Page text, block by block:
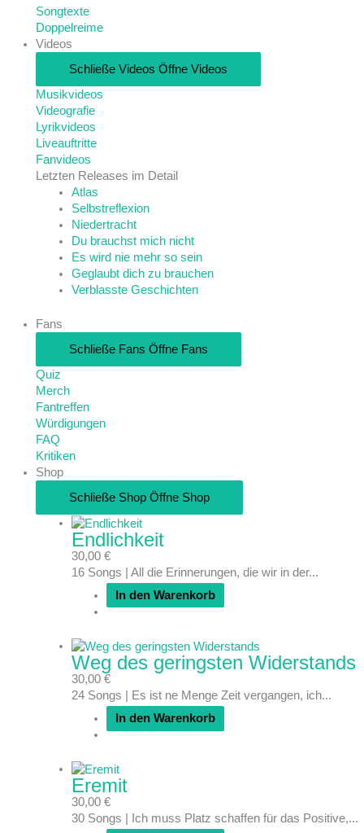
Songtexte
Doppelreime
Videos
Schließe Videos Öffne Videos
Musikvideos
Videografie
Lyrikvideos
Liveauftritte
Fanvideos
Letzten Releases im Detail
Atlas
Selbstreflexion
Niedertracht
Du brauchst mich nicht
Es wird nie mehr so sein
Geglaubt dich zu brauchen
Verblasste Geschichten
Fans
Schließe Fans Öffne Fans
Quiz
Merch
Fantreffen
Würdigungen
FAQ
Kritiken
Shop
Schließe Shop Öffne Shop
Endlichkeit
30,00 €
16 Songs | All die Erinnerungen, die wir in der...
In den Warenkorb
Weg des geringsten Widerstands
30,00 €
24 Songs | Es ist ne Menge Zeit vergangen, ich...
In den Warenkorb
Eremit
30,00 €
30 Songs | Ich muss Platz schaffen für das Positive,...